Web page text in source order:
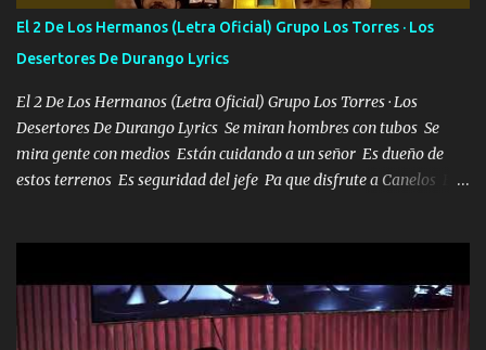
tirante andamos mi carnal atento a cualquier necesidad no porque
se ve limpio el camino nos confiamos al andar y nunca con la
misma piedra me vuelvo a tropezar Cuando ando de enamorado
en corto me tiró a per...
El 2 De Los Hermanos (Letra Oficial) Grupo Los Torres · Los
Desertores De Durango Lyrics
El 2 De Los Hermanos (Letra Oficial) Grupo Los Torres · Los
Desertores De Durango Lyrics Se miran hombres con tubos Se
mira gente con medios Están cuidando a un señor Es dueño de
estos terrenos Es seguridad del jefe Pa que disfrute a Canelos Es
ni tampoco las mujeres porque es platica de grandes por eso hay
que estar alegres doy las instrucciones para atender los deberes
Música Si es que salta algún problema de confianza tengo gente